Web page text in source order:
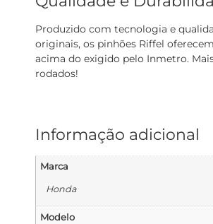
Produzido com tecnologia e
originais, os pinhões Riffel
acima do exigido pelo Inmetro.
rodados!
Informação adicional
Marca
Honda
Modelo